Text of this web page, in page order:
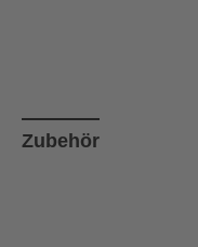
Zubehör